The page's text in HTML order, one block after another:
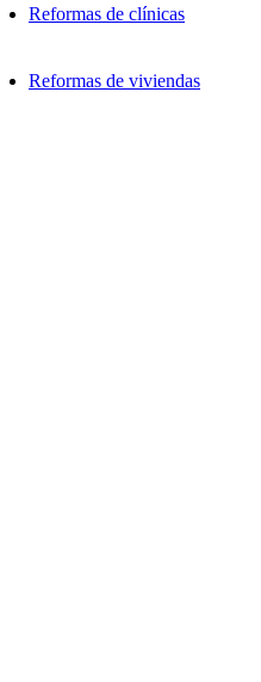
Reformas de clínicas
Reformas de viviendas